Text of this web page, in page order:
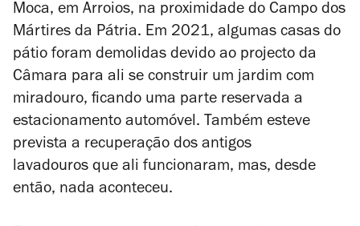
Moca, em Arroios, na proximidade do Campo dos
Mártires da Pátria. Em 2021, algumas casas do
pátio foram demolidas devido ao projecto da
Câmara para ali se construir um jardim com
miradouro, ficando uma parte reservada a
estacionamento automóvel. Também esteve
prevista a recuperação dos antigos
lavadouros que ali funcionaram, mas, desde
então, nada aconteceu.